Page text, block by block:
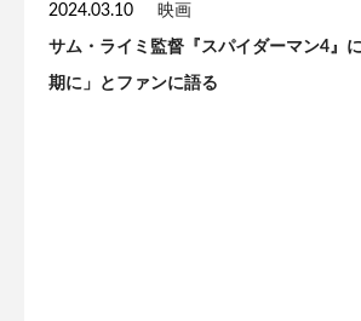
2024.03.10 映画
サム・ライミ監督『スパイダーマン4』
期に」とファンに語る